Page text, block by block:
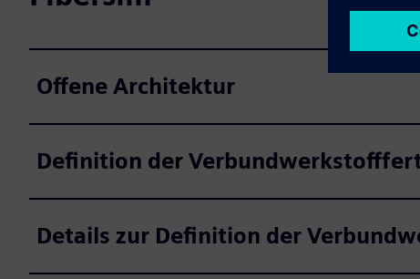
Offene Architektur
Definition der
Details zur Definition der